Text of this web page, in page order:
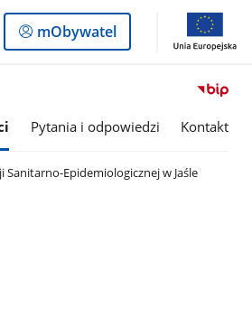
Logowanie
do
mObywatel
Pytania i odpowiedzi Kontakt
Epidemiologicznej w Jaśle